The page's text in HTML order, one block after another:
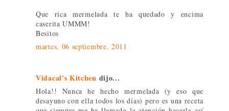
Que rica mermelada te ha quedado y encima
caserita UMMM!
Besitos
martes, 06 septiembre, 2011
Vidacal's Kitchen dijo...
Hola!! Nunca he hecho mermelada (y eso que
desayuno con ella todos los días) pero es una receta